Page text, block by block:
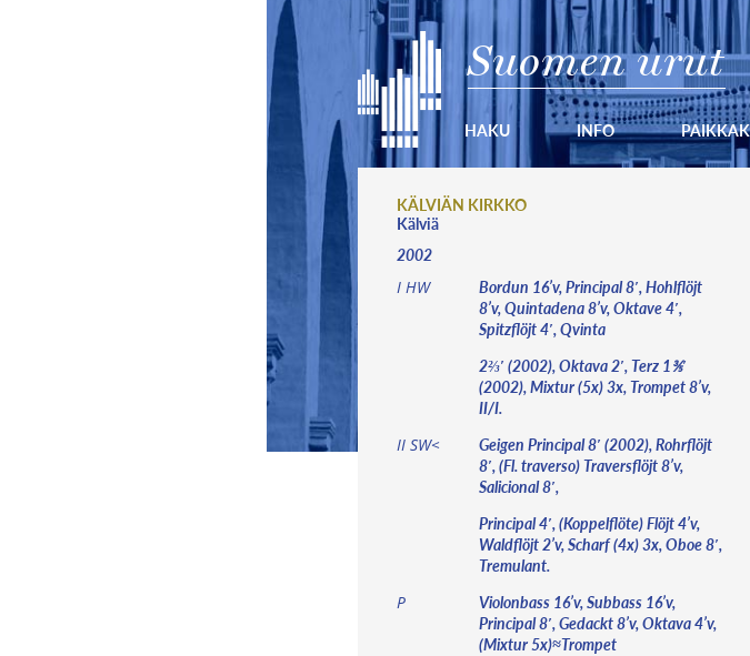
Suomen urut
HAKU INFO
KÄLVIÄN KIRKKO
Kälviä
2002
I HW
Bordun 16’v, Principal 8′, Hohlflöjt
8’v, Quintadena 8’v, Oktave 4′,
Spitzflöjt 4′, Qvinta
2⅔′ (2002), Oktava 2′, Terz 1⅗′
(2002), Mixtur (5x) 3x, Trompet 8’v,
II/I.
II SW<
Geigen Principal 8′ (2002), Rohrflöjt
8′, (Fl. traverso) Traversflöjt 8’v,
Salicional 8′,
Principal 4′, (Koppelflöte) Flöjt 4’v,
Waldflöjt 2’v, Scharf (4x) 3x, Oboe 8′,
Tremulant.
P
Violonbass 16’v, Subbass 16’v,
Principal 8′, Gedackt 8’v, Oktava 4’v,
(Mixtur 5x)≈Trompet